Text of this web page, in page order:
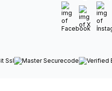
Facebook
X